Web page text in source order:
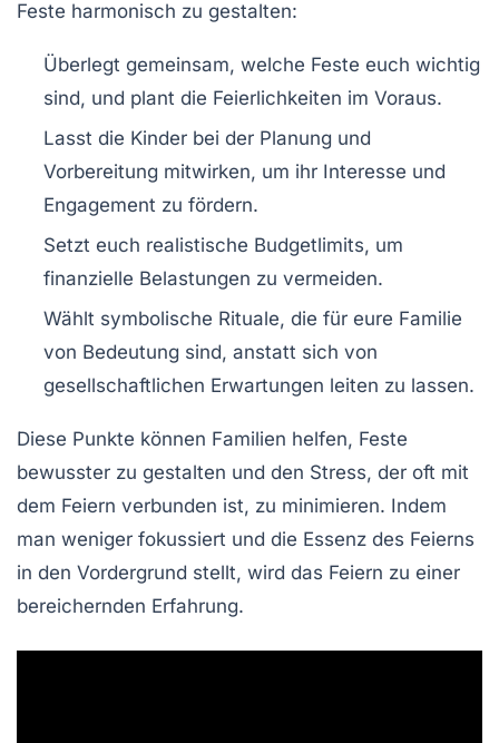
Feste harmonisch zu gestalten:
Überlegt gemeinsam, welche Feste euch wichtig
sind, und plant die Feierlichkeiten im Voraus.
Lasst die Kinder bei der Planung und
Vorbereitung mitwirken, um ihr Interesse und
Engagement zu fördern.
Setzt euch realistische Budgetlimits, um
finanzielle Belastungen zu vermeiden.
Wählt symbolische Rituale, die für eure Familie
von Bedeutung sind, anstatt sich von
gesellschaftlichen Erwartungen leiten zu lassen.
Diese Punkte können Familien helfen, Feste
bewusster zu gestalten und den Stress, der oft mit
dem Feiern verbunden ist, zu minimieren. Indem
man weniger fokussiert und die Essenz des Feierns
in den Vordergrund stellt, wird das Feiern zu einer
bereichernden Erfahrung.